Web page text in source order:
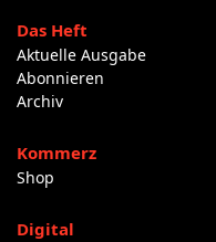
Das Heft
Aktuelle Ausgabe
Abonnieren
Archiv
Kommerz
Shop
Digital